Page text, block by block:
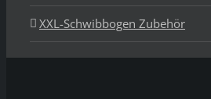
XXL-Schwibbogen Zubehör